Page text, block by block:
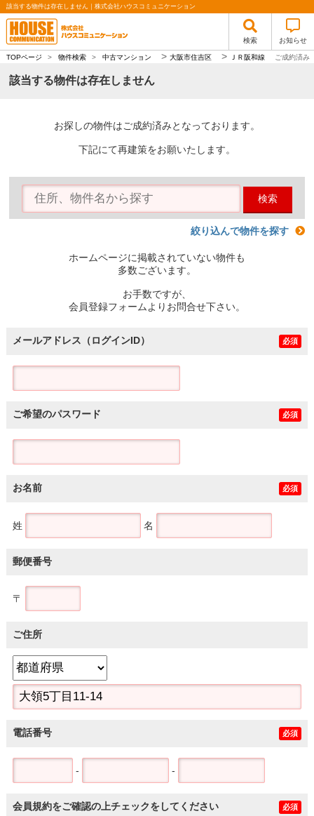
該当する物件は存在しません｜株式会社ハウスコミュニケーション
検索 お知らせ
TOPページ > 物件検索 > 中古マンション > 大阪市住吉区 > ＪＲ阪和線 ご成約済み
該当する物件は存在しません
お探しの物件はご成約済みとなっております。
下記にて再建策をお願いたします。
検索
絞り込んで物件を探す
ホームページに掲載されていない物件も
多数ございます。
お手数ですが、
会員登録フォームよりお問合せ下さい。
メールアドレス（ログインID） 必須
ご希望のパスワード 必須
お名前 必須
姓 名
郵便番号
〒
ご住所
電話番号 必須
- -
会員規約をご確認の上チェックをしてください 必須